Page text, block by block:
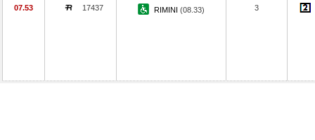
07.53 17437 RIMINI (08.33) 3